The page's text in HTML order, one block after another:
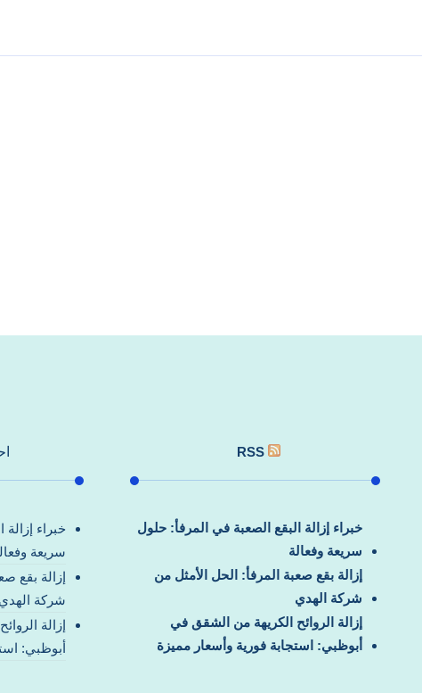
RSS
خبراء إزالة البقع الصعبة في المرفأ: حلول
سريعة وفعالة
إزالة بقع صعبة المرفأ: الحل الأمثل من
شركة الهدي
إزالة الروائح الكريهة من الشقق في
أبوظبي: استجابة فورية وأسعار مميزة
خبراء
سريعة
إزالة بقع
شركة الهدي
إزالة
أبوظبي: